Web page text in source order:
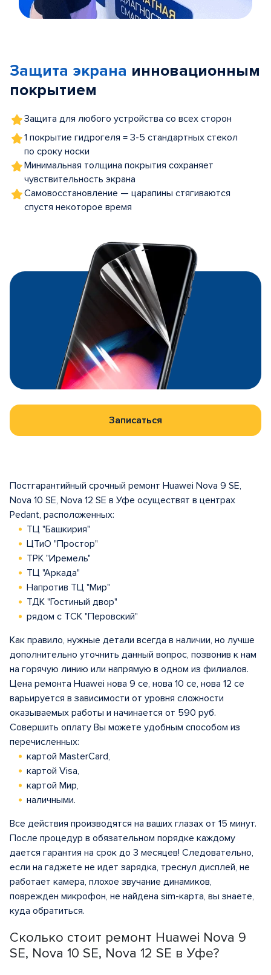
5
Защита экрана инновационным
покрытием
Защита для любого устройства со всех сторон
1 покрытие гидрогеля = 3-5 стандартных стекол
по сроку носки
Минимальная толщина покрытия сохраняет
чувствительность экрана
Самовосстановление — царапины стягиваются
спустя некоторое время
Записаться
Сколько стоит ремонт Huawei Nova 9
SE, Nova 10 SE, Nova 12 SE в Уфе?
Постгарантийный срочный ремонт Huawei Nova 9 SE,
Nova 10 SE, Nova 12 SE в Уфе осуществят в центрах
Pedant, расположенных:
ТЦ "Башкирия"
ЦТиО "Простор"
ТРК "Иремель"
ТЦ "Аркада"
Напротив ТЦ "Мир"
ТДК "Гостиный двор"
рядом с ТСК "Перовский"
Как правило, нужные детали всегда в наличии, но лучше
дополнительно уточнить данный вопрос, позвонив к нам
на горячую линию или напрямую в одном из филиалов.
Цена ремонта Huawei нова 9 се, нова 10 се, нова 12 се
варьируется в зависимости от уровня сложности
оказываемых работы и начинается от 590 руб.
Совершить оплату Вы можете удобным способом из
перечисленных:
картой MasterCard,
картой Visa,
картой Мир,
наличными.
Все действия производятся на ваших глазах от 15 минут.
После процедур в обязательном порядке каждому
дается гарантия на срок до 3 месяцев! Следовательно,
если на гаджете не идет зарядка, треснул дисплей, не
работает камера, плохое звучание динамиков,
поврежден микрофон, не найдена sim-карта, вы знаете,
куда обратиться.